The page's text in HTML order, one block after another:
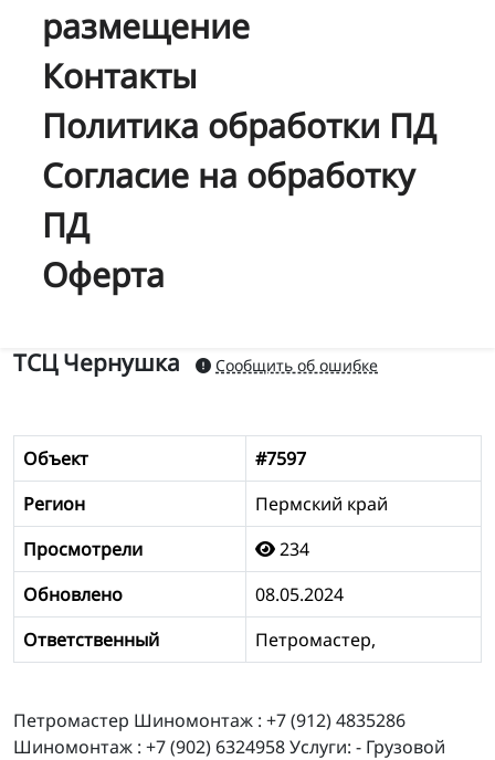
размещение
Контакты
Политика обработки ПД
Согласие на обработку
ПД
Оферта
ТСЦ Чернушка Сообщить об ошибке
Объект
#7597
Регион
Пермский край
Просмотрели
234
Обновлено
08.05.2024
Ответственный
Петромастер,
Петромастер Шиномонтаж : +7 (912) 4835286
Шиномонтаж : +7 (902) 6324958 Услуги: - Грузовой